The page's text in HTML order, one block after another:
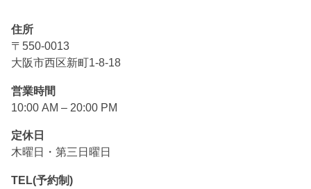
住所
〒550-0013
大阪市西区新町1-8-18
営業時間
10:00 AM – 20:00 PM
定休日
木曜日・第三日曜日
TEL(予約制)